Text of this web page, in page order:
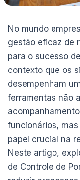
No mundo
gestão eficaz de
para o sucesso
contexto que os
desempenham
ferramentas não
funcionários,
papel crucial na
Neste artigo,
de Controle de